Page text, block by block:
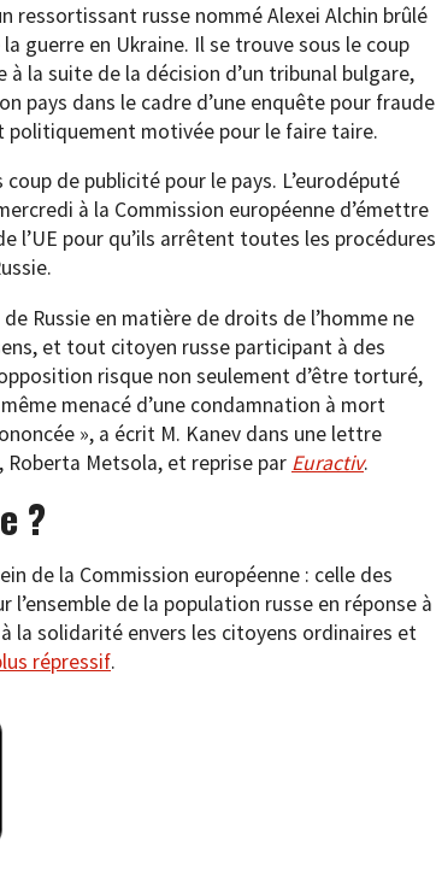
ressortissant russe nommé Alexei Alchin brûlé
guerre en Ukraine. Il se trouve sous le coup
à la suite de la décision d’un tribunal bulgare,
pays dans le cadre d’une enquête pour fraude
politiquement motivée pour le faire taire.
de publicité pour le pays. L’eurodéputé
à la Commission européenne d’émettre
l’UE pour qu’ils arrêtent toutes les procédures
Russie en matière de droits de l’homme ne
et tout citoyen russe participant à des
risque non seulement d’être torturé,
menacé d’une condamnation à mort
», a écrit M. Kanev dans une lettre
Roberta Metsola, et reprise par Euractiv.
?
de la Commission européenne : celle des
de la population russe en réponse à
la solidarité envers les citoyens ordinaires et
répressif.